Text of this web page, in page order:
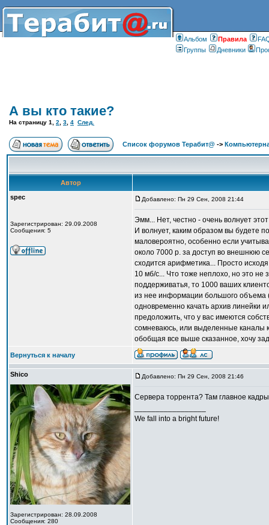
Альбом Правилa
Группы
Дневники
А вы кто такие?
На страницу 1 2 3 4 След.
Список форумов Терабит@ ->
Автор
spec
Зарегистрирован: 29.09.2008
Сообщения: 5
Добавлено: Пн 29 Сен, 2008 21:44
Эмм... Нет, честно - очень волнует
И волнует, каким образом вы будете
маловероятно, особенно если
около 7000 р. за доступ во внешнюю
сходится арифметика... Просто
10 мб/с... Что тоже неплохо, но это
поддерживатья, то 1000 ваших
из нее информации большого объема
одновременно качать архив линейки
предоложить, что у вас имеются
сомневаюсь, или выделенные каналы
обобщая все выше сказанное, хочу
Вернуться к началу
Shico
Зарегистрирован: 28.09.2008
Сообщения: 280
Добавлено: Пн 29 Сен, 2008 21:46
Сервера торрента? Там главное
We fall into a bright future!